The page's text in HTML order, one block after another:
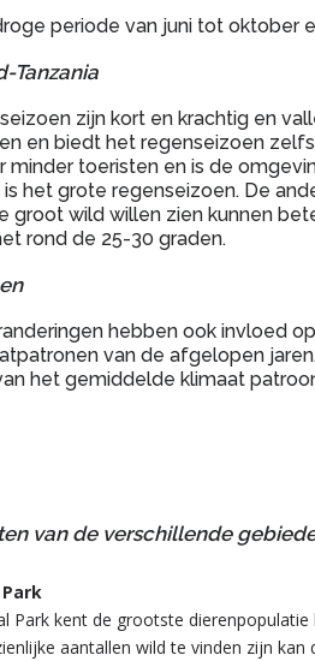
periode van juni tot oktober
Tanzania
zijn kort en krachtig en
en biedt het regenseizoen
minder toeristen en is de
het grote regenseizoen. De
groot wild willen zien kunnen
rond de 25-30 graden.
hebben ook invloed
van de afgelopen
het gemiddelde klimaat
van de verschillende
Park kent de grootste
aantallen wild te vinden zijn